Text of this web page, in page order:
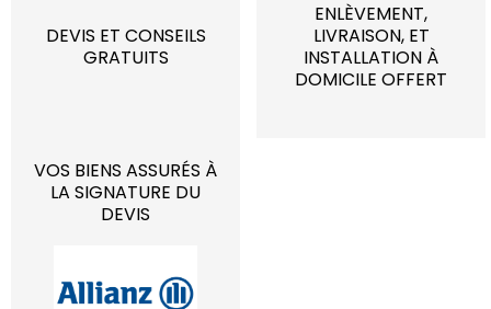
DEVIS ET CONSEILS
GRATUITS
ENLÈVEMENT,
LIVRAISON, ET
INSTALLATION À
DOMICILE OFFERT
VOS BIENS ASSURÉS À
LA SIGNATURE DU
DEVIS